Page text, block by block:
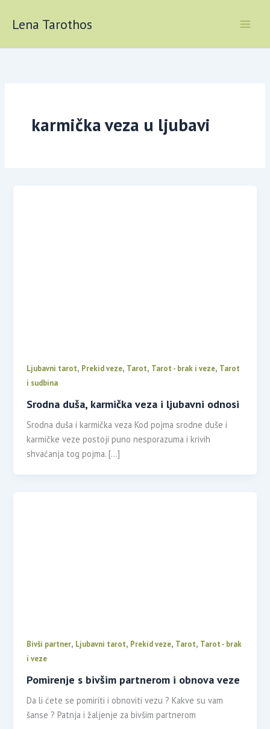
Lena Tarothos
karmička veza u ljubavi
Ljubavni tarot, Prekid veze, Tarot, Tarot - brak i veze, Tarot
i sudbina
Srodna duša, karmička veza i ljubavni odnosi
Srodna duša i karmička veza Kod pojma srodne duše i
karmičke veze postoji puno nesporazuma i krivih
shvaćanja tog pojma. […]
Bivši partner, Ljubavni tarot, Prekid veze, Tarot, Tarot - brak
i veze
Pomirenje s bivšim partnerom i obnova veze
Da li ćete se pomiriti i obnoviti vezu ? Kakve su vam
šanse ? Patnja i žaljenje za bivšim partnerom